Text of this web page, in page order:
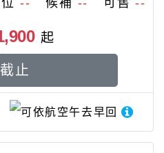
-- 候補 -- 可售--
可依航空午去早回
起
截止